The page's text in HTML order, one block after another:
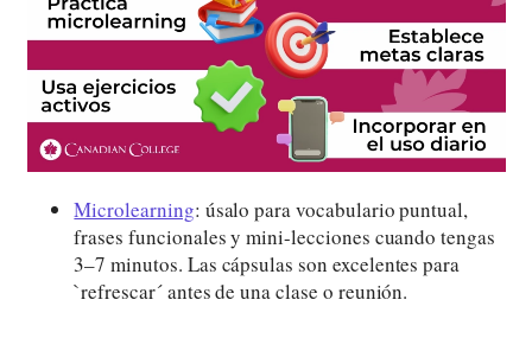
Microlearning: úsalo para vocabulario puntual,
frases funcionales y mini-lecciones cuando tengas
3–7 minutos. Las cápsulas son excelentes para
`refrescar´ antes de una clase o reunión.